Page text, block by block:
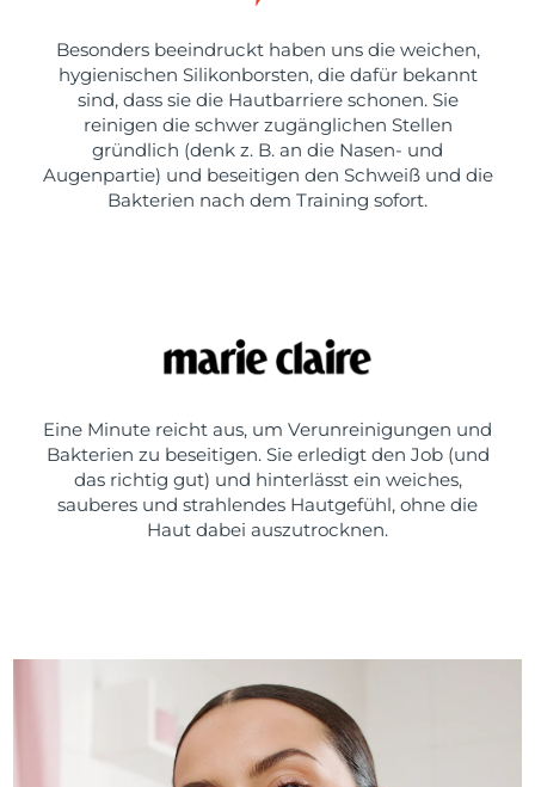
Besonders beeindruckt haben uns die weichen,
hygienischen Silikonborsten, die dafür bekannt
sind, dass sie die Hautbarriere schonen. Sie
reinigen die schwer zugänglichen Stellen
gründlich (denk z. B. an die Nasen- und
Augenpartie) und beseitigen den Schweiß und die
Bakterien nach dem Training sofort.
Eine Minute reicht aus, um Verunreinigungen und
Bakterien zu beseitigen. Sie erledigt den Job (und
das richtig gut) und hinterlässt ein weiches,
sauberes und strahlendes Hautgefühl, ohne die
Haut dabei auszutrocknen.